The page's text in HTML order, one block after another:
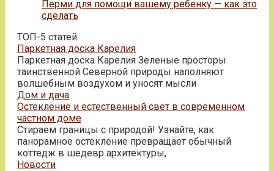
Перми для помощи вашему ребенку — как это
сделать
ТОП-5 статей
Паркетная доска Карелия
Паркетная доска Карелия Зеленые просторы
таинственной Северной природы наполняют
волшебным воздухом и уносят мысли
Дом и дача
Остекление и естественный свет в современном
частном доме
Стираем границы с природой! Узнайте, как
панорамное остекление превращает обычный
коттедж в шедевр архитектуры,
Новости